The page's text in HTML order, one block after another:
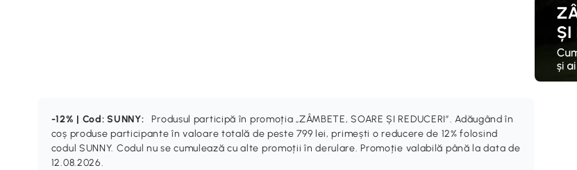
-12% | Cod: SUNNY:
Produsul participă în promoția „ZÂMBETE, SOARE ȘI REDUCERI”. Adăugând în
coș produse participante în valoare totală de peste 799 lei, primești o reducere de 12% folosind
codul SUNNY. Codul nu se cumulează cu alte promoții în derulare. Promoție valabilă până la data de
12.08.2026.